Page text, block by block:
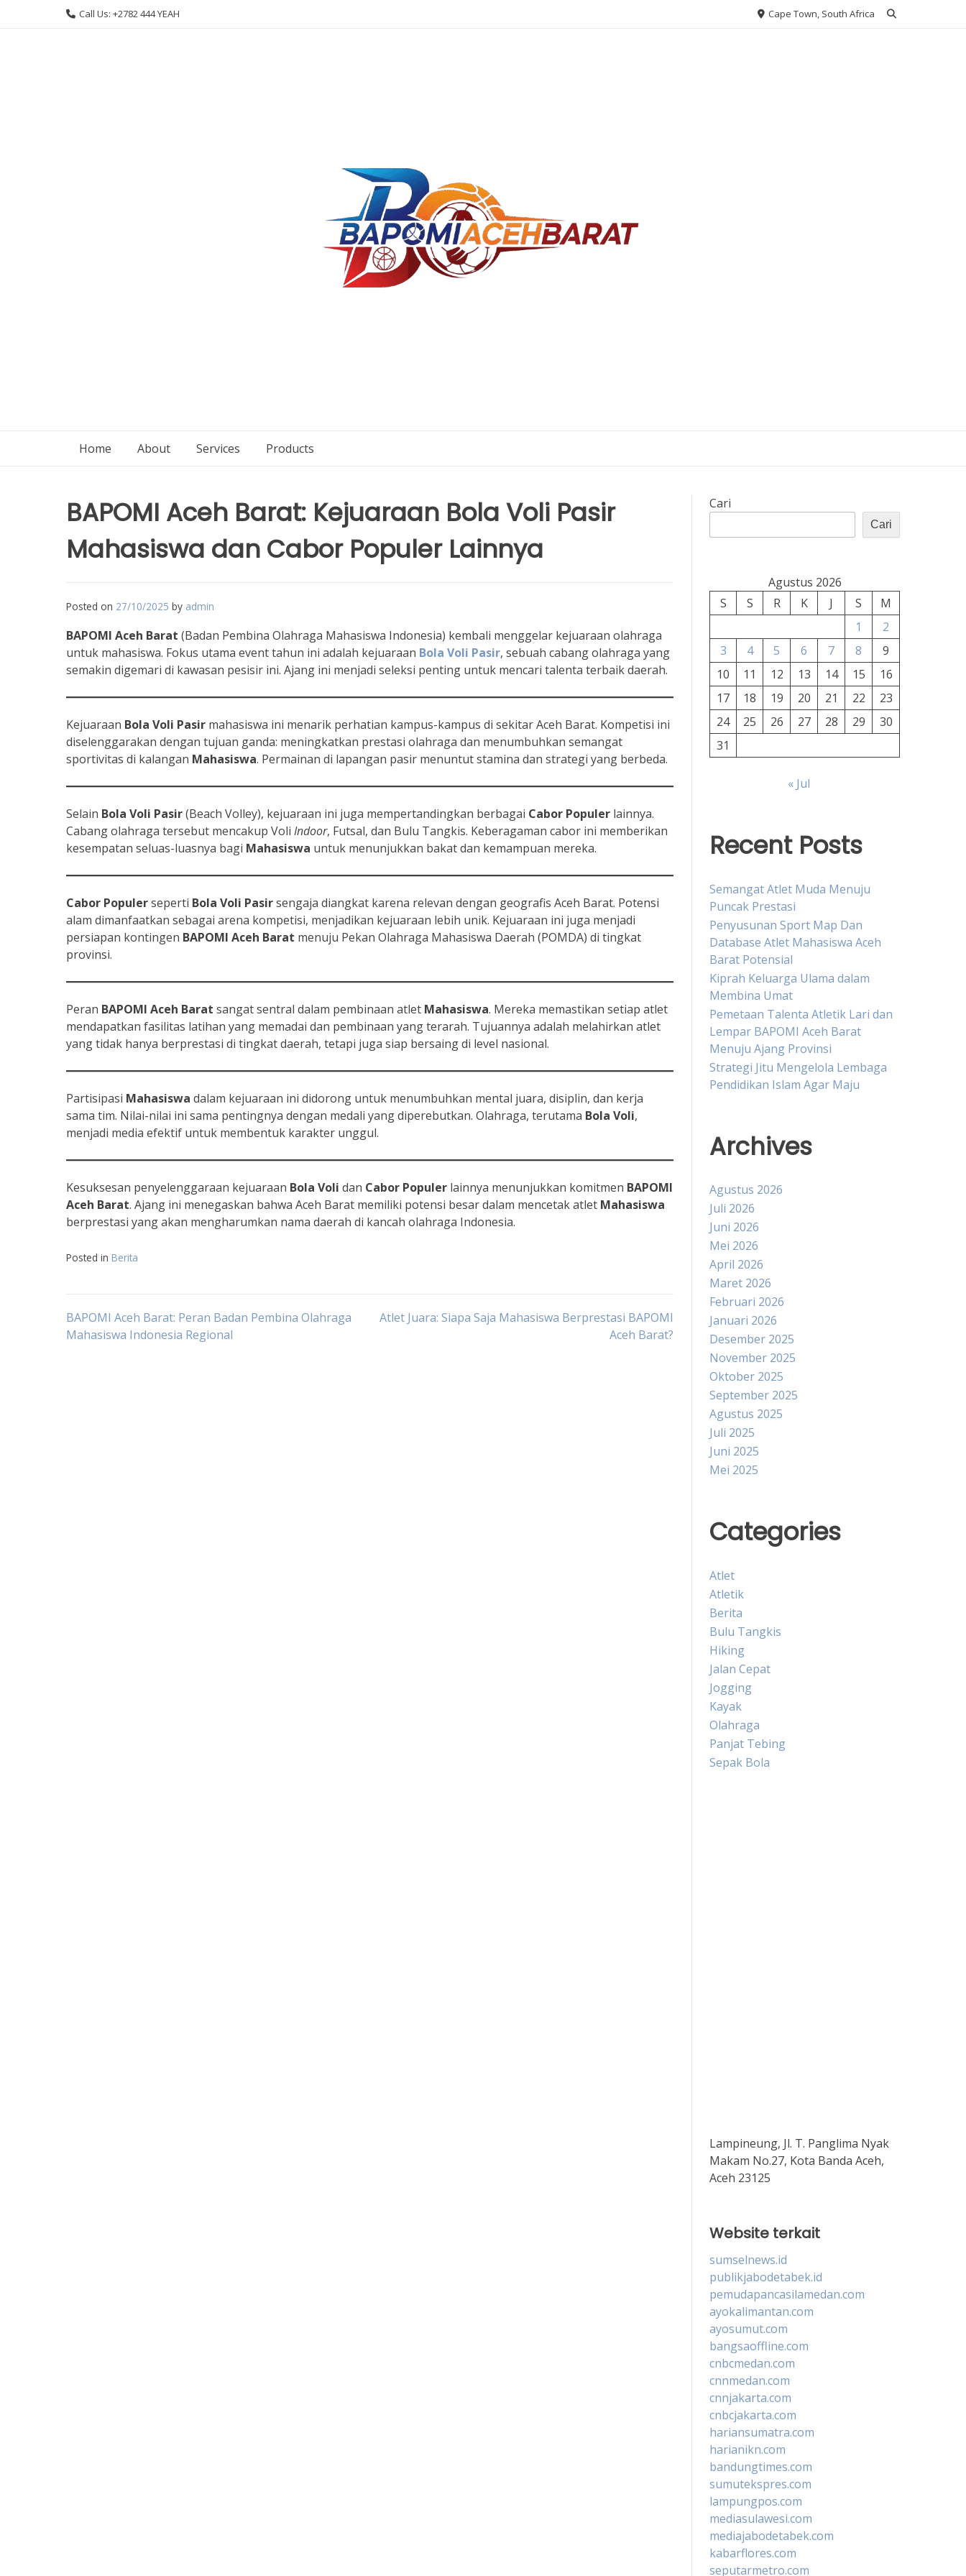
Call Us: +2782 444 YEAH Cape Town, South Africa
Home About Services Products
BAPOMI Aceh Barat: Kejuaraan Bola Voli Pasir
Mahasiswa dan Cabor Populer Lainnya
Posted on 27/10/2025 by admin
BAPOMI Aceh Barat (Badan Pembina Olahraga Mahasiswa Indonesia) kembali menggelar kejuaraan olahraga
untuk mahasiswa. Fokus utama event tahun ini adalah kejuaraan Bola Voli Pasir, sebuah cabang olahraga yang
semakin digemari di kawasan pesisir ini. Ajang ini menjadi seleksi penting untuk mencari talenta terbaik daerah.
Kejuaraan Bola Voli Pasir mahasiswa ini menarik perhatian kampus-kampus di sekitar Aceh Barat. Kompetisi ini
diselenggarakan dengan tujuan ganda: meningkatkan prestasi olahraga dan menumbuhkan semangat
sportivitas di kalangan Mahasiswa. Permainan di lapangan pasir menuntut stamina dan strategi yang berbeda.
Selain Bola Voli Pasir(Beach Volley), kejuaraan ini juga mempertandingkan berbagai Cabor Populer lainnya.
Cabang olahraga tersebut mencakup Voli Indoor, Futsal, dan Bulu Tangkis. Keberagaman cabor ini memberikan
kesempatan seluas-luasnya bagi Mahasiswa untuk menunjukkan bakat dan kemampuan mereka.
Cabor Populerseperti Bola Voli Pasirsengaja diangkat karena relevan dengan geografis Aceh Barat. Potensi
alam dimanfaatkan sebagai arena kompetisi, menjadikan kejuaraan lebih unik. Kejuaraan ini juga menjadi
persiapan kontingen BAPOMI Aceh Barat menuju Pekan Olahraga Mahasiswa Daerah (POMDA) di tingkat
provinsi.
Peran BAPOMI Aceh Barat sangat sentral dalam pembinaan atlet Mahasiswa. Mereka memastikan setiap atlet
mendapatkan fasilitas latihan yang memadai dan pembinaan yang terarah. Tujuannya adalah melahirkan atlet
yang tidak hanya berprestasi di tingkat daerah, tetapi juga siap bersaing di level nasional.
Partisipasi Mahasiswa dalam kejuaraan ini didorong untuk menumbuhkan mental juara, disiplin, dan kerja
sama tim. Nilai-nilai ini sama pentingnya dengan medali yang diperebutkan. Olahraga, terutama Bola Voli,
menjadi media efektif untuk membentuk karakter unggul.
Kesuksesan penyelenggaraan kejuaraan Bola Voli dan Cabor Populer lainnya menunjukkan komitmen BAPOMI
Aceh Barat. Ajang ini menegaskan bahwa Aceh Barat memiliki potensi besar dalam mencetak atlet Mahasiswa
berprestasi yang akan mengharumkan nama daerah di kancah olahraga Indonesia.
Posted in Berita
Navigasi
BAPOMI Aceh Barat: Peran Badan Pembina Olahraga
Mahasiswa Indonesia Regional
Atlet Juara: Siapa Saja Mahasiswa Berprestasi BAPOMI
Aceh Barat?
Cari
Cari
Agustus 2026
S
S R K J S
M
1
2
3
4 5 6 7 8
9
10
11 12 13 14 15
16
17
18 19 20 21 22
23
24
25 26 27 28 29
30
31
« Jul
Recent Posts
Semangat Atlet Muda Menuju
Puncak Prestasi
Penyusunan Sport Map Dan
Database Atlet Mahasiswa Aceh
Barat Potensial
Kiprah Keluarga Ulama dalam
Membina Umat
Pemetaan Talenta Atletik Lari dan
Lempar BAPOMI Aceh Barat
Menuju Ajang Provinsi
Strategi Jitu Mengelola Lembaga
Pendidikan Islam Agar Maju
Archives
Agustus 2026
Juli 2026
Juni 2026
Mei 2026
April 2026
Maret 2026
Februari 2026
Januari 2026
Desember 2025
November 2025
Oktober 2025
September 2025
Agustus 2025
Juli 2025
Juni 2025
Mei 2025
Categories
Atlet
Atletik
Berita
Bulu Tangkis
Hiking
Jalan Cepat
Jogging
Kayak
Olahraga
Panjat Tebing
Sepak Bola
Lampineung, Jl. T. Panglima Nyak
Makam No.27, Kota Banda Aceh,
Aceh 23125
Website terkait
sumselnews.id
publikjabodetabek.id
pemudapancasilamedan.com
ayokalimantan.com
ayosumut.com
bangsaoffline.com
cnbcmedan.com
cnnmedan.com
cnnjakarta.com
cnbcjakarta.com
hariansumatra.com
harianikn.com
bandungtimes.com
sumutekspres.com
lampungpos.com
mediasulawesi.com
mediajabodetabek.com
kabarflores.com
seputarmetro.com